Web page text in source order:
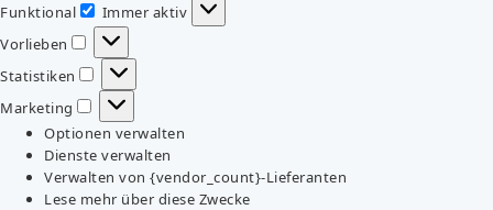
Funktional
Funktional
Immer aktiv
Vorlieben
Vorlieben
Statistiken
Statistiken
Marketing
Marketing
Optionen verwalten
Dienste verwalten
Verwalten von {vendor_count}-Lieferanten
Lese mehr über diese Zwecke